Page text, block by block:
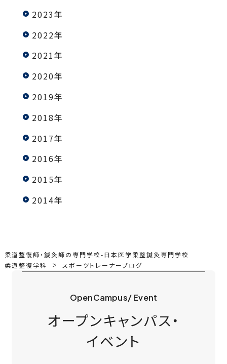
2023年
2022年
2021年
2020年
2019年
2018年
2017年
2016年
2015年
2014年
柔道整復師・鍼灸師の専門学校-日本医学柔整鍼灸専門学校
柔道整復学科
スポーツトレーナーブログ
OpenCampus/ Event
オープンキャンパス・
イベント